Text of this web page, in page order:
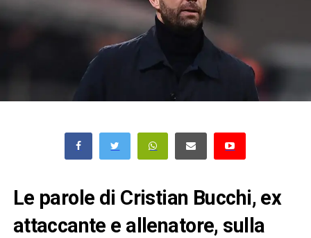
Le parole di Cristian Bucchi, ex
attaccante e allenatore, sulla